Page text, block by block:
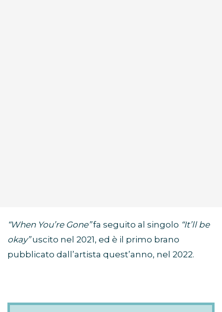
“When You’re Gone”fa seguito al singolo “It’ll be
okay”uscito nel 2021, ed è il primo brano
pubblicato dall’artista quest’anno, nel 2022.